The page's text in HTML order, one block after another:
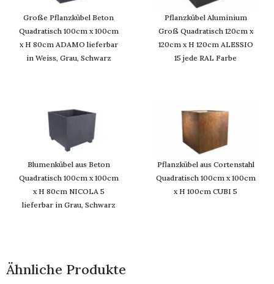
Große Pflanzkübel Beton
Quadratisch 100cm x 100cm
x H 80cm ADAMO lieferbar
in Weiss, Grau, Schwarz
Pflanzkübel Aluminium
Groß Quadratisch 120cm x
120cm x H 120cm ALESSIO
15 jede RAL Farbe
Blumenkübel aus Beton
Quadratisch 100cm x 100cm
x H 80cm NICOLA 5
lieferbar in Grau, Schwarz
Pflanzkübel aus Cortenstahl
Quadratisch 100cm x 100cm
x H 100cm CUBI 5
Ähnliche Produkte